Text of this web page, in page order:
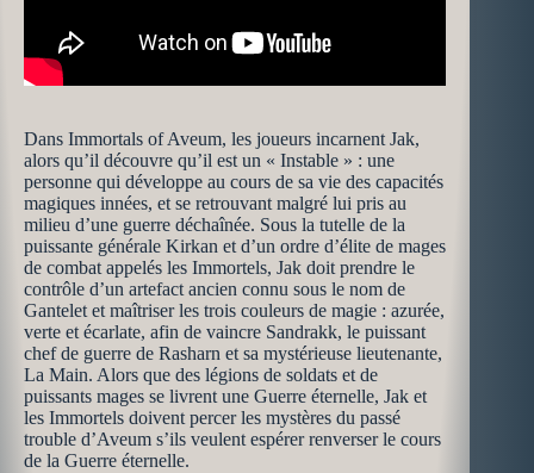
Dans Immortals of Aveum, les joueurs incarnent Jak,
alors qu’il découvre qu’il est un « Instable » : une
personne qui développe au cours de sa vie des capacités
magiques innées, et se retrouvant malgré lui pris au
milieu d’une guerre déchaînée. Sous la tutelle de la
puissante générale Kirkan et d’un ordre d’élite de mages
de combat appelés les Immortels, Jak doit prendre le
contrôle d’un artefact ancien connu sous le nom de
Gantelet et maîtriser les trois couleurs de magie : azurée,
verte et écarlate, afin de vaincre Sandrakk, le puissant
chef de guerre de Rasharn et sa mystérieuse lieutenante,
La Main. Alors que des légions de soldats et de
puissants mages se livrent une Guerre éternelle, Jak et
les Immortels doivent percer les mystères du passé
trouble d’Aveum s’ils veulent espérer renverser le cours
de la Guerre éternelle.